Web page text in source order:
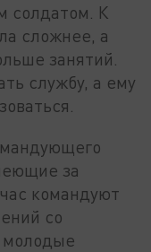
солдатом. К
сложнее, а
занятий.
службу, а ему
за
командуют
со
молодые